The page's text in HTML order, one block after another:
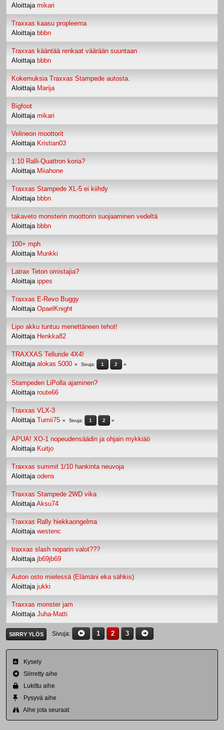
Aloittaja mikari
Traxxas kaasu propleema
Aloittaja bbbn
Traxxas kääntää renkaat väärään suuntaan
Aloittaja bbbn
Kokemuksia Traxxas Stampede autosta.
Aloittaja Marija
Bigfoot
Aloittaja mikari
Velineon moottorit
Aloittaja Kristian03
1:10 Ralli-Quattron koria?
Aloittaja Miiahone
Traxxas Stampede XL-5 ei kiihdy
Aloittaja bbbn
takaveto monsterin moottorin suojaaminen vedeltä
Aloittaja bbbn
100+ mph
Aloittaja Munkki
Latrax Teton omistajia?
Aloittaja ippes
Traxxas E-Revo Buggy
Aloittaja OpaelKnight
Lipo akku tuntuu menettäneen tehot!
Aloittaja Henkka82
TRAXXAS Telluride 4X4!
Aloittaja alokas 5000 Sivuja 1 2
Stampeden LiPolla ajaminen?
Aloittaja route66
Traxxas VLX-3
Aloittaja Tumii75 Sivuja 1 2
APUA! XO-1 nopeudensäädin ja ohjain mykkiäö
Aloittaja Kuitjo
Traxxas summit 1/10 hankinta neuvoja
Aloittaja odens
Traxxas Stampede 2WD vika
Aloittaja Aksu74
Traxxas Rally hiekkaongelma
Aloittaja westenc
traxxas slash noparin valot???
Aloittaja jb69jb69
Auton osto mielessä (Elämäni eka sähkis)
Aloittaja jukki
Traxxas monster jam
Aloittaja Juha-Matti
SIIRRY YLÖS Sivuja 1 2 3
Kysely
Siirretty aihe
Lukittu aihe
Pysyvä aihe
Aihe jota seuraat